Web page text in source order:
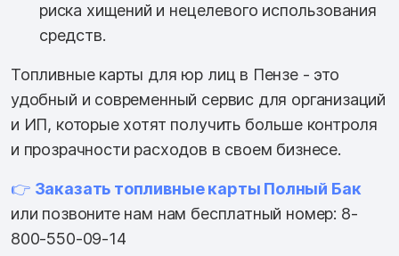
риска хищений и нецелевого использования
средств.
Топливные карты для юр лиц в Пензе - это
удобный и современный сервис для организаций
и ИП, которые хотят получить больше контроля
и прозрачности расходов в своем бизнесе.
👉 Заказать топливные карты Полный Бак
или позвоните нам нам бесплатный номер: 8-
800-550-09-14